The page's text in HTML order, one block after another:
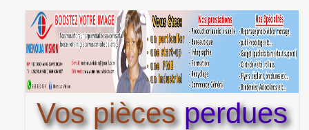
Vos piècesperdues